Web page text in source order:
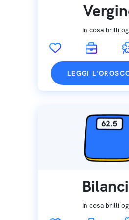
In cosa brilli
LEGGI
In cosa brilli